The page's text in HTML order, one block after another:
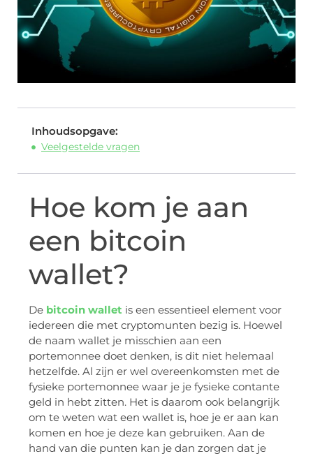
Inhoudsopgave:
Veelgestelde vragen
Hoe kom je aan
een bitcoin
wallet?
De bitcoin wallet is een essentieel element voor
iedereen die met cryptomunten bezig is. Hoewel
de naam wallet je misschien aan een
portemonnee doet denken, is dit niet helemaal
hetzelfde. Al zijn er wel overeenkomsten met de
fysieke portemonnee waar je je fysieke contante
geld in hebt zitten. Het is daarom ook belangrijk
om te weten wat een wallet is, hoe je er aan kan
komen en hoe je deze kan gebruiken. Aan de
hand van die punten kan je dan zorgen dat je